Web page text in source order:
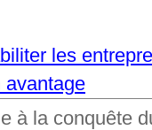
les
avantage
à la conquête